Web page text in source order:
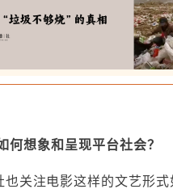
何想象和呈现平台社会？
也关注电影这样的文艺形式